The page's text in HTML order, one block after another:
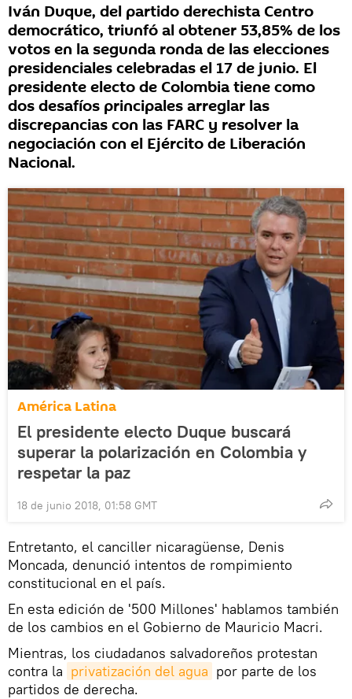
Iván Duque, del partido derechista Centro
democrático, triunfó al obtener 53,85% de los
votos en la segunda ronda de las elecciones
presidenciales celebradas el 17 de junio. El
presidente electo de Colombia tiene como
dos desafíos principales arreglar las
discrepancias con las FARC y resolver la
negociación con el Ejército de Liberación
Nacional.
América Latina
El presidente electo Duque buscará
superar la polarización en Colombia y
respetar la paz
18 de junio 2018, 01:58 GMT
Entretanto, el canciller nicaragüense, Denis
Moncada, denunció intentos de rompimiento
constitucional en el país.
En esta edición de '500 Millones' hablamos también
de los cambios en el Gobierno de Mauricio Macri.
Mientras, los ciudadanos salvadoreños protestan
contra la privatización del agua por parte de los
partidos de derecha.